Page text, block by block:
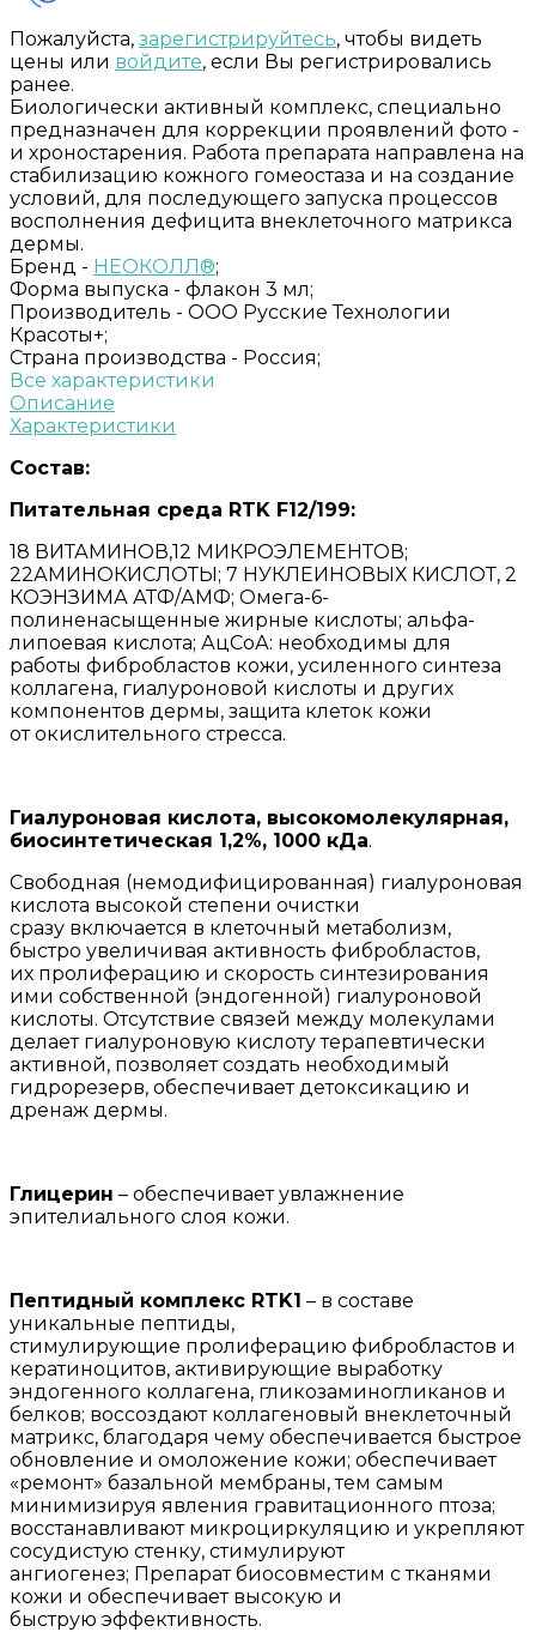
Пожалуйста, зарегистрируйтесь, чтобы видеть
цены или войдите, если Вы регистрировались
ранее.
Биологически активный комплекс, специально
предназначен для коррекции проявлений фото -
и хроностарения. Работа препарата направлена на
стабилизацию кожного гомеостаза и на создание
условий, для последующего запуска процессов
восполнения дефицита внеклеточного матрикса
дермы.
Бренд - НЕОКОЛЛ®;
Форма выпуска - флакон 3 мл;
Производитель - ООО Русские Технологии
Красоты+;
Страна производства - Россия;
Все характеристики
Описание
Характеристики
Состав:
Питательная среда RTK F12/199:
18 ВИТАМИНОВ,12 МИКРОЭЛЕМЕНТОВ;
22АМИНОКИСЛОТЫ; 7 НУКЛЕИНОВЫХ КИСЛОТ, 2
КОЭНЗИМА АТФ/АМФ; Омега-6-
полиненасыщенные жирные кислоты; альфа-
липоевая кислота; АцСоА: необходимы для
работы фибробластов кожи, усиленного синтеза
коллагена, гиалуроновой кислоты и других
компонентов дермы, защита клеток кожи
от окислительного стресса.
Гиалуроновая кислота, высокомолекулярная,
биосинтетическая 1,2%, 1000 кДа.
Свободная (немодифицированная) гиалуроновая
кислота высокой степени очистки
сразу включается в клеточный метаболизм,
быстро увеличивая активность фибробластов,
их пролиферацию и скорость синтезирования
ими собственной (эндогенной) гиалуроновой
кислоты. Отсутствие связей между молекулами
делает гиалуроновую кислоту терапевтически
активной, позволяет создать необходимый
гидрорезерв, обеспечивает детоксикацию и
дренаж дермы.
Глицерин – обеспечивает увлажнение
эпителиального слоя кожи.
Пептидный комплекс RTK1 – в составе
уникальные пептиды,
стимулирующие пролиферацию фибробластов и
кератиноцитов, активирующие выработку
эндогенного коллагена, гликозаминогликанов и
белков; воссоздают коллагеновый внеклеточный
матрикс, благодаря чему обеспечивается быстрое
обновление и омоложение кожи; обеспечивает
«ремонт» базальной мембраны, тем самым
минимизируя явления гравитационного птоза;
восстанавливают микроциркуляцию и укрепляют
сосудистую стенку, стимулируют
ангиогенез; Препарат биосовместим с тканями
кожи и обеспечивает высокую и
быструю эффективность.